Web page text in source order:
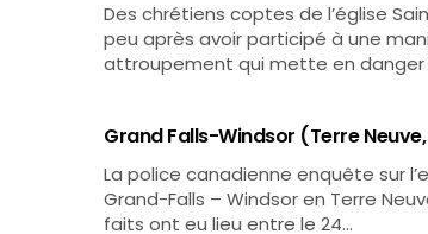
Des chrétiens coptes de l’église
peu après avoir participé à une
attroupement qui mette en danger
Grand Falls-Windsor (Terre
La police canadienne enquête sur
Grand-Falls – Windsor en Terre
faits ont eu lieu entre le 24…